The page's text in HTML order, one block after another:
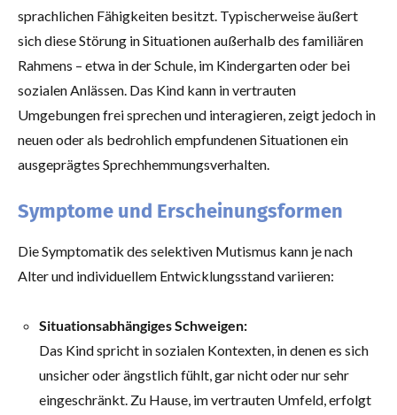
sprachlichen Fähigkeiten besitzt. Typischerweise äußert
sich diese Störung in Situationen außerhalb des familiären
Rahmens – etwa in der Schule, im Kindergarten oder bei
sozialen Anlässen. Das Kind kann in vertrauten
Umgebungen frei sprechen und interagieren, zeigt jedoch in
neuen oder als bedrohlich empfundenen Situationen ein
ausgeprägtes Sprechhemmungsverhalten.
Symptome und Erscheinungsformen
Die Symptomatik des selektiven Mutismus kann je nach
Alter und individuellem Entwicklungsstand variieren:
Situationsabhängiges Schweigen:
Das Kind spricht in sozialen Kontexten, in denen es sich
unsicher oder ängstlich fühlt, gar nicht oder nur sehr
eingeschränkt. Zu Hause, im vertrauten Umfeld, erfolgt